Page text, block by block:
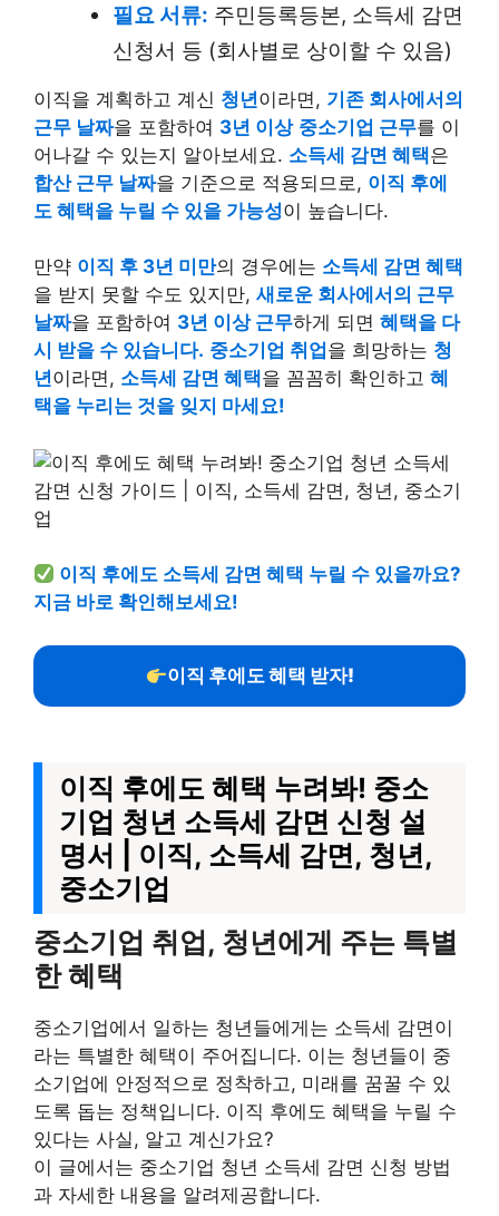
필요 서류: 주민등록등본, 소득세 감면
신청서 등 (회사별로 상이할 수 있음)
이직을 계획하고 계신 청년이라면, 기존 회사에서의
근무 날짜을 포함하여 3년 이상 중소기업 근무를 이
어나갈 수 있는지 알아보세요. 소득세 감면 혜택은
합산 근무 날짜을 기준으로 적용되므로, 이직 후에
도 혜택을 누릴 수 있을 가능성이 높습니다.
만약 이직 후 3년 미만의 경우에는 소득세 감면 혜택
을 받지 못할 수도 있지만, 새로운 회사에서의 근무
날짜을 포함하여 3년 이상 근무하게 되면 혜택을 다
시 받을 수 있습니다. 중소기업 취업 을 희망하는 청
년이라면, 소득세 감면 혜택을 꼼꼼히 확인하고 혜
택을 누리는 것을 잊지 마세요!
이직 후에도 소득세 감면 혜택 누릴 수 있을까요?
지금 바로 확인해보세요!
이직 후에도 혜택 받자!
이직 후에도 혜택 누려봐! 중소
기업 청년 소득세 감면 신청 설
명서 | 이직, 소득세 감면, 청년,
중소기업
중소기업 취업, 청년에게 주는 특별
한 혜택
중소기업에서 일하는 청년들에게는 소득세 감면이
라는 특별한 혜택이 주어집니다. 이는 청년들이 중
소기업에 안정적으로 정착하고, 미래를 꿈꿀 수 있
도록 돕는 정책입니다. 이직 후에도 혜택을 누릴 수
있다는 사실, 알고 계신가요?
이 글에서는 중소기업 청년 소득세 감면 신청 방법
과 자세한 내용을 알려제공합니다.